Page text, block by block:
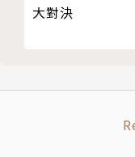
大對決